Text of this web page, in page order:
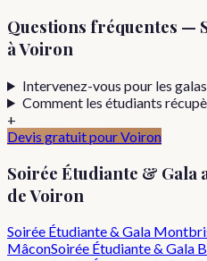
Questions fréquentes —
àVoiron
Intervenez-vous pour les
Comment les étudiants
+
Devis gratuit pourVoiron
Soirée Étudiante & Gala
deVoiron
Soirée Étudiante & Gala
MâconSoirée Étudiante & Gala